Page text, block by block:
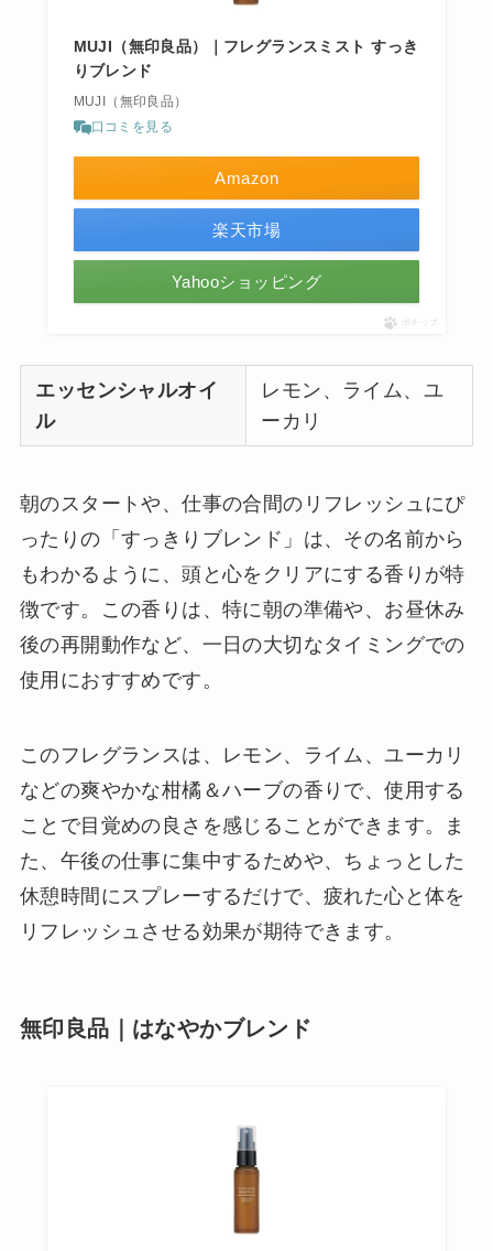
MUJI（無印良品）｜フレグランスミスト すっき
りブレンド
MUJI（無印良品）
口コミを見る
Amazon
楽天市場
Yahooショッピング
ポチップ
エッセンシャルオイ
ル
レモン、ライム、ユ
ーカリ
朝のスタートや、仕事の合間のリフレッシュにぴ
ったりの「すっきりブレンド」は、その名前から
もわかるように、頭と心をクリアにする香りが特
徴です。この香りは、特に朝の準備や、お昼休み
後の再開動作など、一日の大切なタイミングでの
使用におすすめです。
このフレグランスは、レモン、ライム、ユーカリ
などの爽やかな柑橘＆ハーブの香りで、使用する
ことで目覚めの良さを感じることができます。ま
た、午後の仕事に集中するためや、ちょっとした
休憩時間にスプレーするだけで、疲れた心と体を
リフレッシュさせる効果が期待できます。
無印良品｜はなやかブレンド